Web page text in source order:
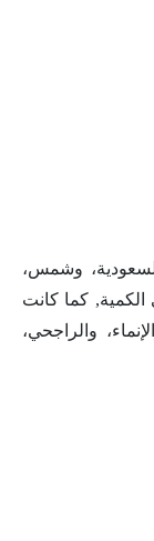
وشمس،
الكمية, كما كانت
والراجحي،